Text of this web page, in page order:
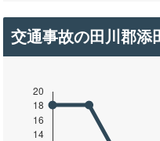
交通事故の田川郡添